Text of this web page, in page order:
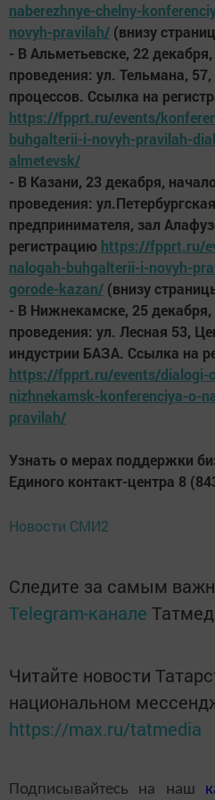
naberezhnye-chelny-
novyh-pravilah/ (внизу
- В Альметьевске, 22
проведения: ул. Тельмана,
процессов. Ссылка на
https://fpprt.ru/events/
buhgalterii-i-novyh-pravilah-
almetevsk/
- В Казани, 23 декабря,
проведения:
предпринимателя, зал
регистрацию https://fpprt.ru/
nalogah-buhgalterii-i-novyh-
gorode-kazan/ (внизу
- В Нижнекамске, 25
проведения: ул. Лесная 53,
индустрии БАЗА. Ссылка на
https://fpprt.ru/events/dialogi-
nizhnekamsk-konferenciya-o-
pravilah/
Узнать о мерах поддержки
Единого контакт-центра 8
Новости СМИ2
Следите за самым
Telegram-канале
Читайте новости
национальном
https://max.ru/tatmedia
Подписывайтесь на наш